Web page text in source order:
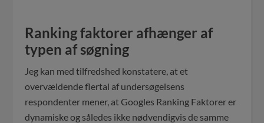
Ranking faktorer afhænger af
typen af søgning
Jeg kan med tilfredshed konstatere, at et
overvældende flertal af undersøgelsens
respondenter mener, at Googles Ranking Faktorer er
dynamiske og således ikke nødvendigvis de samme